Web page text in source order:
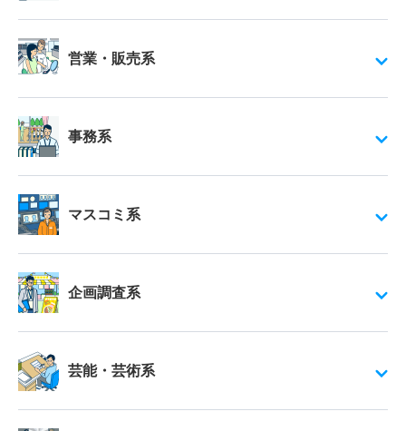
営業・販売系
事務系
マスコミ系
企画調査系
芸能・芸術系